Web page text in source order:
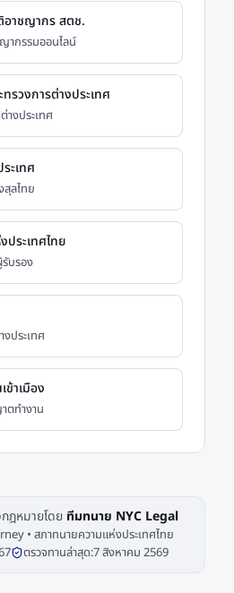
อาชญากร สตช.
ากรรมออนไลน์
รวงการต่างประเทศ
างประเทศ
ะเทศ
ลไทย
ประเทศไทย
บรอง
ประเทศ
าเมือง
ตทำงาน
ฎหมายโดย ทีมทนาย NYC Legal
• สภาทนายความแห่งประเทศไทย
ตรวจทานล่าสุด:7 สิงหาคม 2569